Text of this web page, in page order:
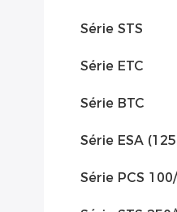
Série STS
Série ETC
Série BTC
Série ESA
Série PCS